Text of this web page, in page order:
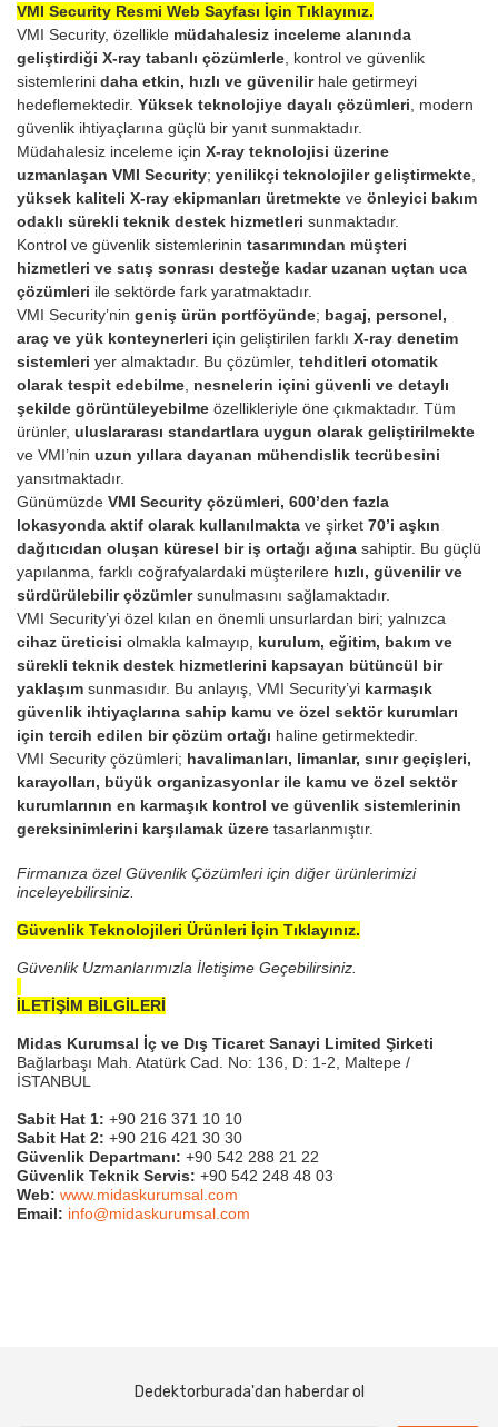
VMI Security Resmi Web Sayfası İçin Tıklayınız.
VMI Security, özellikle müdahalesiz inceleme alanında
geliştirdiği X-ray tabanlı çözümlerle , kontrol ve güvenlik
sistemlerini daha etkin, hızlı ve güvenilirhale getirmeyi
hedeflemektedir. Yüksek teknolojiye dayalı çözümleri , modern
güvenlik ihtiyaçlarına güçlü bir yanıt sunmaktadır.
Müdahalesiz inceleme için X-ray teknolojisi üzerine
uzmanlaşan VMI Security; yenilikçi teknolojiler geliştirmekte
yüksek kaliteli X-ray ekipmanları üretmekte ve önleyici bakım
odaklı sürekli teknik destek hizmetleri sunmaktadır.
Kontrol ve güvenlik sistemlerinin tasarımından müşteri
hizmetleri ve satış sonrası desteğe kadar uzanan uçtan uca
çözümleri ile sektörde fark yaratmaktadır.
VMI Security’nin geniş ürün portföyünde; bagaj, personel,
araç ve yük konteynerleri için geliştirilen farklı X-ray denetim
sistemleri yer almaktadır. Bu çözümler, tehditleri otomatik
olarak tespit edebilme nesnelerin içini güvenli ve detaylı
şekilde görüntüleyebilme özellikleriyle öne çıkmaktadır. Tüm
ürünler, uluslararası standartlara uygun olarak geliştirilmekte
ve VMI’nin uzun yıllara dayanan mühendislik tecrübesini
yansıtmaktadır.
Günümüzde VMI Security çözümleri, 600’den fazla
lokasyonda aktif olarak kullanılmakta ve şirket 70’i aşkın
dağıtıcıdan oluşan küresel bir iş ortağı ağına sahiptir. Bu güçlü
yapılanma, farklı coğrafyalardaki müşterilere hızlı, güvenilir ve
sürdürülebilir çözümlersunulmasını sağlamaktadır.
VMI Security’yi özel kılan en önemli unsurlardan biri; yalnızca
cihaz üreticisi olmakla kalmayıp, kurulum, eğitim, bakım ve
sürekli teknik destek hizmetlerini kapsayan bütüncül bir
yaklaşım sunmasıdır. Bu anlayış, VMI Security’yi karmaşık
güvenlik ihtiyaçlarına sahip kamu ve özel sektör kurumları
için tercih edilen bir çözüm ortağı haline getirmektedir.
VMI Security çözümleri; havalimanları, limanlar, sınır geçişleri,
karayolları, büyük organizasyonlar ile kamu ve özel sektör
kurumlarının en karmaşık kontrol ve güvenlik sistemlerinin
gereksinimlerini karşılamak üzere tasarlanmıştır.
Firmanıza özel Güvenlik Çözümleri için diğer ürünlerimizi
inceleyebilirsiniz.
Güvenlik Teknolojileri Ürünleri İçin Tıklayınız.
Güvenlik Uzmanlarımızla İletişime Geçebilirsiniz.
İLETİŞİM BİLGİLERİ
Midas Kurumsal İç ve Dış Ticaret Sanayi Limited Şirketi
Bağlarbaşı Mah. Atatürk Cad. No: 136, D: 1-2, Maltepe /
İSTANBUL
Sabit Hat 1: +90 216 371 10 10
Sabit Hat 2: +90 216 421 30 30
Güvenlik Departmanı: +90 542 288 21 22
Güvenlik Teknik Servis: +90 542 248 48 03
Web: www.midaskurumsal.com
Email: info@midaskurumsal.com
Dedektorburada'dan haberdar ol